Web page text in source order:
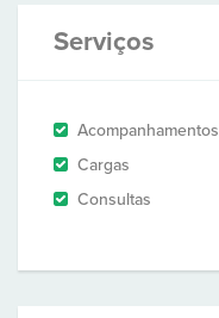
Serviços
Acompanhamentos
Cargas
Consultas